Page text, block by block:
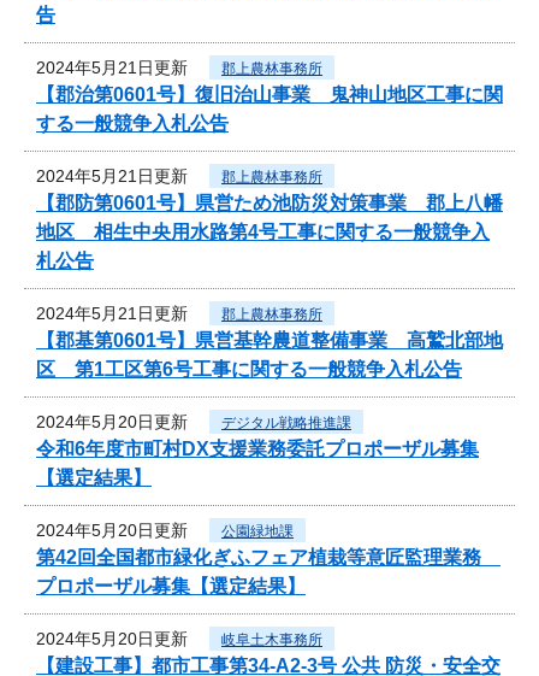
告
2024年5月21日更新 郡上農林事務所
【郡治第0601号】復旧治山事業 鬼神山地区工事に関
する一般競争入札公告
2024年5月21日更新 郡上農林事務所
【郡防第0601号】県営ため池防災対策事業 郡上八幡
地区 相生中央用水路第4号工事に関する一般競争入
札公告
2024年5月21日更新 郡上農林事務所
【郡基第0601号】県営基幹農道整備事業 高鷲北部地
区 第1工区第6号工事に関する一般競争入札公告
2024年5月20日更新 デジタル戦略推進課
令和6年度市町村DX支援業務委託プロポーザル募集
【選定結果】
2024年5月20日更新 公園緑地課
第42回全国都市緑化ぎふフェア植栽等意匠監理業務
プロポーザル募集【選定結果】
2024年5月20日更新 岐阜土木事務所
【建設工事】都市工事第34-A2-3号 公共 防災・安全交